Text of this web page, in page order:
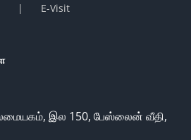
E-Visit
இல 150, பேஸ்லைன் வீதி,